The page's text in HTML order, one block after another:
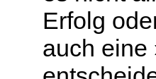
Erfolg
auch eine